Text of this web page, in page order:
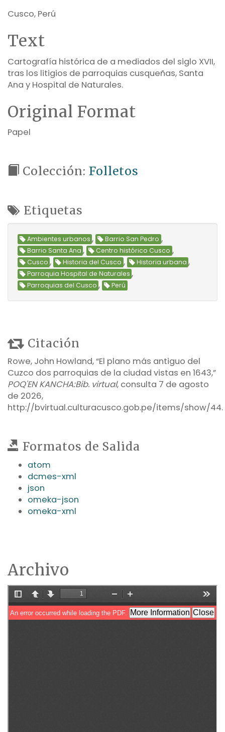
Cusco, Perú
Text
Cartografía histórica de a mediados del siglo XVII,
tras los litigios de parroquias cusqueñas, Santa
Ana y Hospital de Naturales.
Original Format
Papel
Colección: Folletos
Etiquetas
Ambientes urbanos , Barrio San Pedro ,
Barrio Santa Ana , Centro histórico Cusco ,
Cusco , Historia del Cusco , Historia urbana ,
Parroquia Hospital de Naturales ,
Parroquias del Cusco , Perú
Citación
Rowe, John Howland, “El plano más antiguo del
Cuzco dos parroquias de la ciudad vistas en 1643,”
POQ'EN KANCHA:Bib. virtual, consulta 7 de agosto
de 2026,
http://bvirtual.culturacusco.gob.pe/items/show/44.
Formatos de Salida
atom
dcmes-xml
json
omeka-json
omeka-xml
Archivo